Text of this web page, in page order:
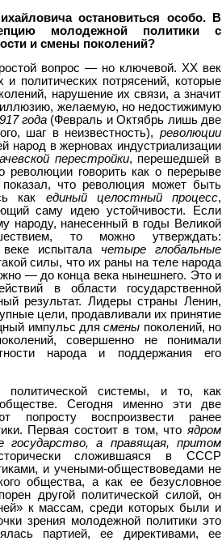
остановиться особо. В
молодежной политики с
и смены поколений?
вопрос — но ключевой. ХХ век
политических потрясений, которые
нарушение их связи, а значит
желаемую, но недостижимую
года (Февраль и Октябрь лишь две
шаг в неизвестность), революции
народ в жерновах индустриализации
перестройки, перешедшей в
говорить как о перерыве
что революция может быть
как единый целостный процесс,
саму идею устойчивости. Если
народу, нанесенный в годы Великой
то можно утверждать:
испытала четыре глобальные
силы, что их раны на теле народа
— до конца века нынешнего. Это и
в области государственной
результат. Лидеры страны Ленин,
цели, продавливали их принятие
импульс длясмены поколений, но
совершенно не понимали
народа и поддержания его
политической системы, и то, как
Сегодня именно эти две
попросту воспроизвести ранее
Первая состоит в том, что ядром
государство, а правящая, притом
сложившаяся в СССР
и учеными-обществоведами не
общества, а как ее безусловное
другой политической силой, он
к массам, среди которых были и
зрения молодежной политики это
партией, ее директивами, ее